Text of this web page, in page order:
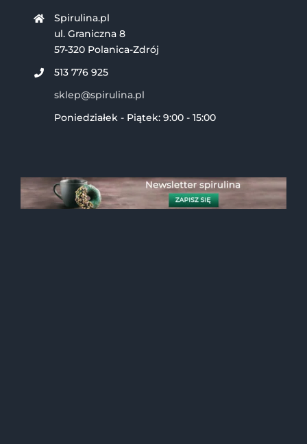
Spirulina.pl
ul. Graniczna 8
57-320 Polanica-Zdrój
513 776 925
sklep@spirulina.pl
Poniedziałek - Piątek: 9:00 - 15:00